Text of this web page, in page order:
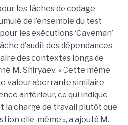
les tâches de codage
de l’ensemble du test
les exécutions ‘Caveman’
d’audit des dépendances
des contextes longs de
M. Shiryaev. « Cette même
valeur aberrante similaire
antérieur, ce qui indique
la charge de travail plutôt que
elle-même », a ajouté M.